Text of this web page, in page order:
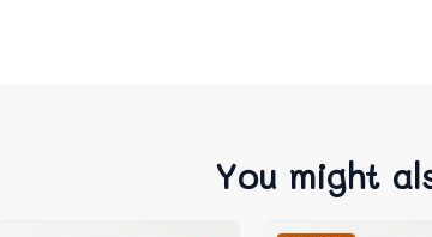
You might